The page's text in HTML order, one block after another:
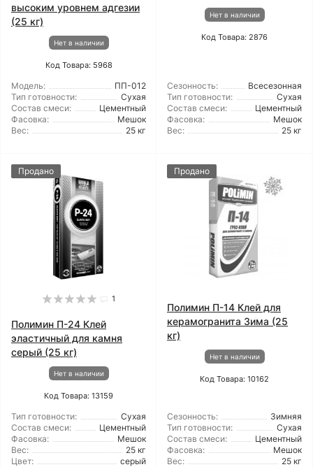
высоким уровнем адгезии
(25 кг)
Нет в наличии
Код Товара: 5968
Модель:
ПП-012
Тип готовности:
Сухая
Состав смеси:
Цементный
Фасовка:
Мешок
Вес:
25 кг
Нет в наличии
Код Товара: 2876
Сезонность:
Всесезонная
Тип готовности:
Сухая
Состав смеси:
Цементный
Фасовка:
Мешок
Вес:
25 кг
Продано
1
Полимин П-24 Клей
эластичный для камня
серый (25 кг)
Нет в наличии
Код Товара: 13159
Тип готовности:
Сухая
Состав смеси:
Цементный
Фасовка:
Мешок
Вес:
25 кг
Цвет:
серый
Продано
Полимин П-14 Клей для
керамогранита Зима (25
кг)
Нет в наличии
Код Товара: 10162
Сезонность:
Зимняя
Тип готовности:
Сухая
Состав смеси:
Цементный
Фасовка:
Мешок
Вес:
25 кг